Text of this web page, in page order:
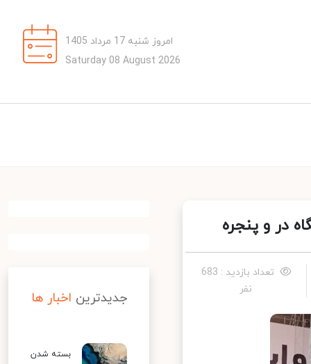
امروز شنبه 17 مرداد 1405
Saturday 08 August 2026
در و پنجره
تعداد بازدید : 683
نفر
جدیدترین اخبار ها
بسته شدن